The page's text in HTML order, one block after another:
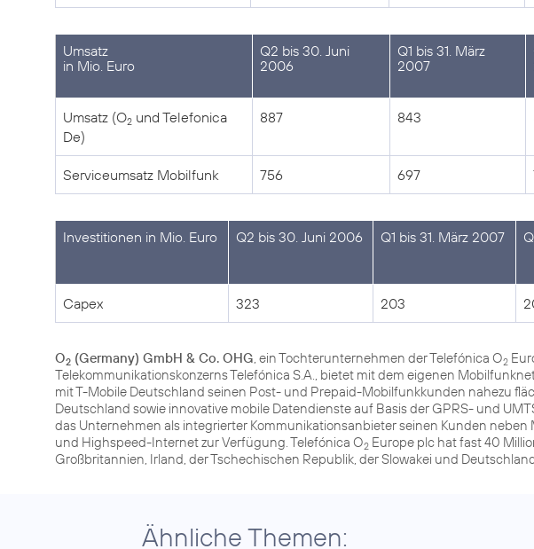
Umsatz
in Mio. Euro
Q2 bis 30. Juni
2006
Q1 bis 31. März
2007
Umsatz (O2 und Telefonica
De)
887 843
Serviceumsatz Mobilfunk 756 697
Investitionen in Mio. Euro Q2 bis 30. Juni 2006 Q1 bis 31. März 2007
Capex 323 203
O2 (Germany) GmbH & Co. OHG, ein Tochterunternehmen der Telefónica O2
Telekommunikationskonzerns Telefónica S.A., bietet mit dem eigenen
mit T-Mobile Deutschland seinen Post- und Prepaid-Mobilfunkkunden nahezu
Deutschland sowie innovative mobile Datendienste auf Basis der GPRS- und
das Unternehmen als integrierter Kommunikationsanbieter seinen Kunden
und Highspeed-Internet zur Verfügung. Telefónica O2 Europe plc hat fast 40
Großbritannien, Irland, der Tschechischen Republik, der Slowakei und
Ähnliche Themen: